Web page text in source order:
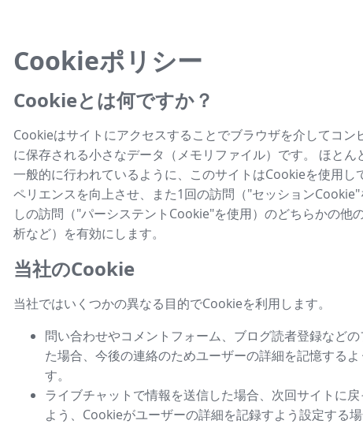
Cookieポリシー
Cookieとは何ですか？
Cookieはサイトにアクセスすることでブラウザを介してコン
に保存される小さなデータ（メモリファイル）です。 ほと
一般的に行われているように、このサイトはCookieを使用し
ペリエンスを向上させ、また1回の訪問（"セッション
しの訪問（"パーシステントCookie"を使用）のどちらかの他
析など）を有効にします。
当社のCookie
当社ではいくつかの異なる目的でCookieを利用します。
問い合わせやコメントフォーム、ブログ読者登録など
た場合、今後の連絡のためユーザーの詳細を記憶する
す。
ライブチャットで情報を送信した場合、次回サイトに
よう、Cookieがユーザーの詳細を記録すよう設定する場